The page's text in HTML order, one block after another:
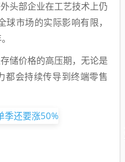
头部企业在工艺技术上仍
球市场的实际影响有限，
储价格的高压期，无论是
都会持续传导到终端零售